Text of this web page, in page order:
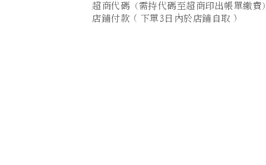
超商代碼（需持代碼至超商印出帳單繳費）
店鋪付款 ( 下單3日內於店鋪自取 )